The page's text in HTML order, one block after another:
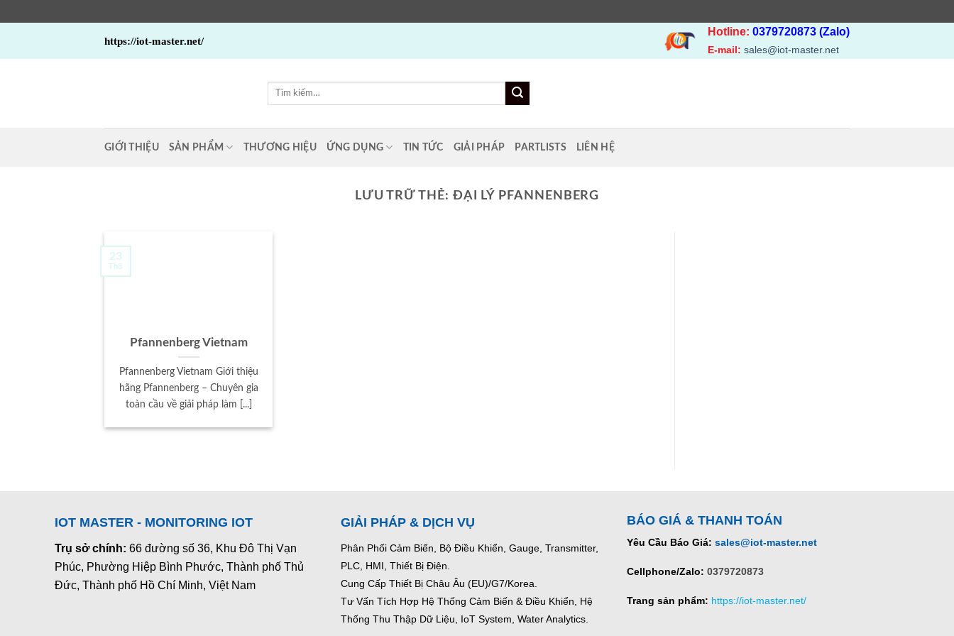
https://iot-master.net/
Hotline: 0379720873 (Zalo)
E-mail: sales@iot-master.net
Tìm
GIỚI THIỆU SẢN PHẨM THƯƠNG HIỆU ỨNG DỤNG TIN TỨC GIẢI PHÁP PARTLISTS LIÊN HỆ
LƯU TRỮ THẺ: ĐẠI LÝ PFANNENBERG
Pfannenberg Vietnam
Pfannenberg Vietnam Giới thiệu
hãng Pfannenberg – Chuyên gia
toàn cầu về giải pháp làm [...]
23
Th8
IOT MASTER - MONITORING IOT
Trụ sở chính: 66 đường số 36, Khu Đô Thị Vạn
Phúc, Phường Hiệp Bình Phước, Thành phố Thủ
Đức, Thành phố Hồ Chí Minh, Việt Nam
GIẢI PHÁP & DỊCH VỤ
Phân Phối Cảm Biến, Bộ Điều Khiển, Gauge, Transmitter,
PLC, HMI, Thiết Bị Điện.
Cung Cấp Thiết Bị Châu Âu (EU)/G7/Korea.
Tư Vấn Tích Hợp Hệ Thống Cảm Biến & Điều Khiển, Hệ
Thống Thu Thập Dữ Liệu, IoT System, Water Analytics.
BÁO GIÁ & THANH TOÁN
Yêu Cầu Báo Giá: sales@iot-master.net
Cellphone/Zalo: 0379720873
Trang sản phẩm: https://iot-master.net/